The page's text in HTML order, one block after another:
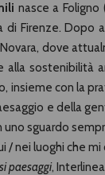
nasce a
di Firenze. Dopo
dove
alla sostenibilità
insieme con la
e della
sguardo
/ nei luoghi che
paesaggi,